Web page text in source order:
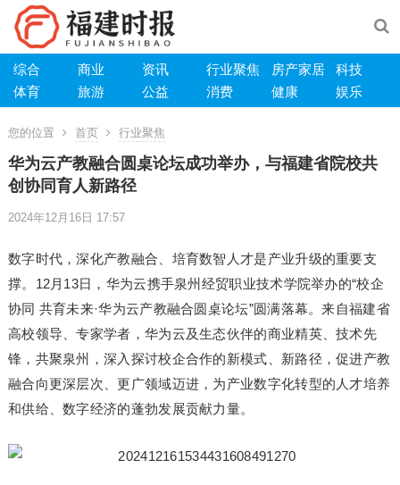
综合 商业 资讯 行业聚焦 房产家居
科技
体育
旅游 公益 消费 健康 娱乐
您的位置 首页 行业聚焦
华为云产教融合圆桌论坛成功举办，与福建省院校共
创协同育人新路径
2024年12月16日 17:57
数字时代，深化产教融合、培育数智人才是产业升级的重要支
撑。12月13日，华为云携手泉州经贸职业技术学院举办的“校企
协同 共育未来·华为云产教融合圆桌论坛”圆满落幕。来自福建省
高校领导、专家学者，华为云及生态伙伴的商业精英、技术先
锋，共聚泉州，深入探讨校企合作的新模式、新路径，促进产教
融合向更深层次、更广领域迈进，为产业数字化转型的人才培养
和供给、数字经济的蓬勃发展贡献力量。